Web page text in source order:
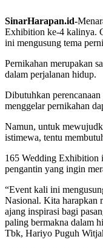
SinarHarapan.id-
Exhibition ke-4 kalinya.
ini mengusung tema
Pernikahan merupakan
dalam perjalanan hidup.
Dibutuhkan
menggelar pernikahan
Namun, untuk
istimewa, tentu
165 Wedding Exhibition
pengantin yang ingin
“Event kali ini
Nasional. Kita harapkan
ajang inspirasi bagi
paling bermakna dalam
Tbk, Hariyo Puguh